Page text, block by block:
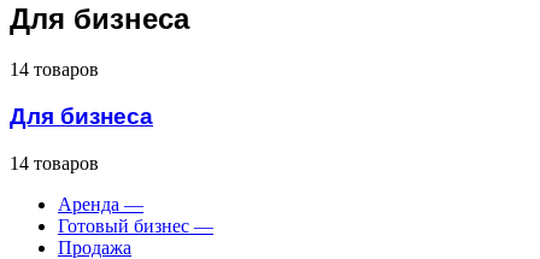
Для бизнеса
14 товаров
Для бизнеса
14 товаров
Аренда —
Готовый бизнес —
Продажа